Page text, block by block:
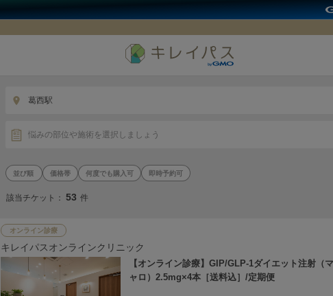
葛西駅
悩みの部位や施術を選択しましょう
価格帯 何度でも購入可 即時予約可
該当チケット：53 件
オンライン診療
キレイパスオンラインクリニック
【オンライン診療】GIP/GLP-1ダイエット注射（
ャロ）2.5mg×4本［送料込］/定期便